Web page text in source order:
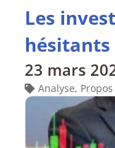
Les
hésitants
23 mars
Analyse,